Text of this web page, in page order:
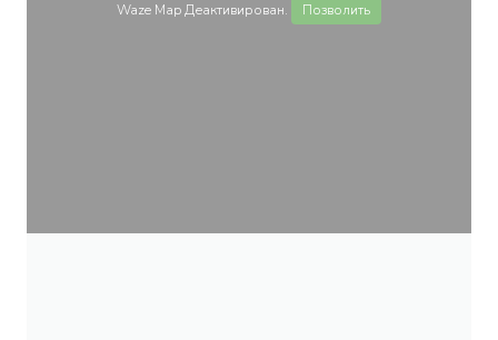
Waze Map Деактивирован. Позволить